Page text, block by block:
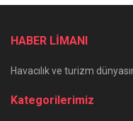
HABER LİMANI
Havacılık ve turizm
Kategorilerimiz